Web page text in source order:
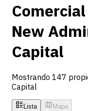
New
Capital
Mostrando 147
Capital
Lista Mapa